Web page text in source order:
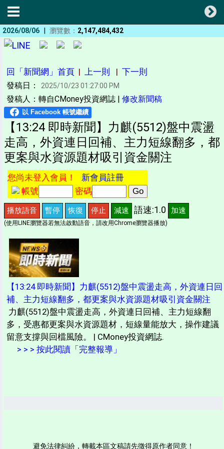
2026/08/06 | 瀏覽數： 2,147,484,432
回「新聞網」首頁 | 上一則 | 下一則
發稿日： 2025/10/23 01:27:00 PM
發稿人：轉自CMoney投資網誌 | 修改新聞稿
【13:24 即時新聞】力麒(5512)盤中震盪
走高，外資連日回補、主力短線翻多，都
更案與水資源題材吸引資金關注
您尚未登入會員！ 新會員註冊
帳號
密碼
播放語音 暫停 恢復 停止 減速 語速:1.0 加速
(使用LINE瀏覽器若無法啟動語音，請改用Chrome瀏覽器播放)
【13:24 即時新聞】力麒(5512)盤中震盪走高，外資連日回
補、主力短線翻多，都更案與水資源題材吸引資金關注
力麒(5512)盤中震盪走高，外資連日回補、主力短線翻
多，受惠都更案與水資源題材，短線量能放大，操作建議
留意支撐與回檔風險。 | CMoney投資網誌.
> > > 按此閱讀「完整報導」
避免法律糾紛，轉載本區文稿請先徵得原作者同意！